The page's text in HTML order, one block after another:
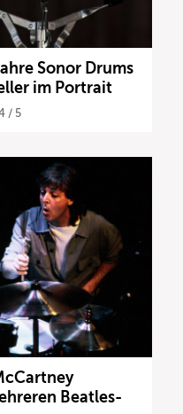
Sonor Drums
im Portrait
/ 5
Beatles-